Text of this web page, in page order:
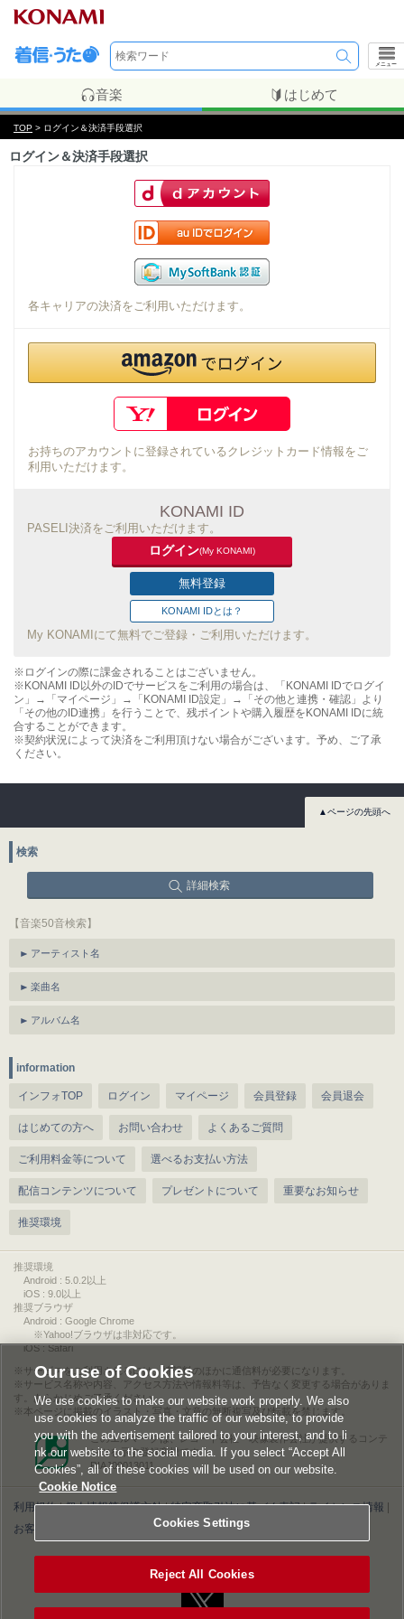
メニュー
音楽 はじめて
TOP > ログイン＆決済手段選択
ログイン＆決済手段選択
各キャリアの決済をご利用いただけます。
お持ちのアカウントに登録されているクレジットカード情報をご
利用いただけます。
KONAMI ID
PASELI決済をご利用いただけます。
ログイン(My KONAMI)
無料登録
KONAMI IDとは？
My KONAMIにて無料でご登録・ご利用いただけます。
※ログインの際に課金されることはございません。
※KONAMI ID以外のIDでサービスをご利用の場合は、「KONAMI IDでログイ
ン」→「マイページ」→「KONAMI ID設定」→「その他と連携・確認」より
「その他のID連携」を行うことで、残ポイントや購入履歴をKONAMI IDに統
合することができます。
※契約状況によって決済をご利用頂けない場合がございます。予め、ご了承
ください。
▲ページの先頭へ
検索
詳細検索
【音楽50音検索】
アーティスト名
楽曲名
アルバム名
information
インフォTOP ログイン マイページ 会員登録 会員退会
はじめての方へ お問い合わせ よくあるご質問
ご利用料金等について 選べるお支払い方法
配信コンテンツについて プレゼントについて 重要なお知らせ
推奨環境
推奨環境
Android : 5.0.2以上
iOS : 9.0以上
推奨ブラウザ
Android : Google Chrome
※Yahoo!ブラウザは非対応です。
iOS : Safari
サービスをご利用されるには、情報料のほかに通信料が必要になります。
サービス名称や内容、アクセス方法や情報料等は、予告なく変更する場合がありま
す。あらかじめご了承ください。
本ページに掲載のイラスト・写真・文章の無断複写及び転載を禁じます。
このエルマークは、レコード会社・映像製作会社が提供するコンテ
ンツを示す登録商標です。
RIAJ00013011
利用規約|個人情報等保護方針|特定商取引法に基づく表記|ライセンス情報
お客様情報の外部送信について|Cookies Settings
Our use of Cookies
We use cookies to make our website work properly. We also
use cookies to analyze the traffic of our website, to provide
you with the advertisement tailored to your interest, and to li
nk our website to the social media. If you select “Accept All
Cookies”, all of these cookies will be used on our website.
Cookie Notice
Cookies Settings
Reject All Cookies